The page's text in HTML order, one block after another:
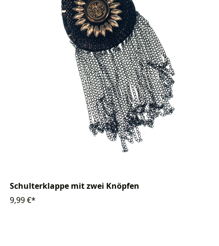
Schulterklappe mit zwei Knöpfen
9,99 €*